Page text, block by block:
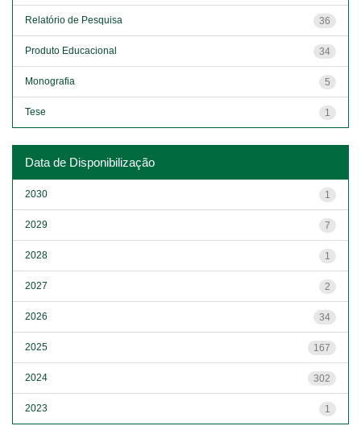
36
Relatório de Pesquisa
34
Produto Educacional
5
Monografia
1
Tese
Data de Disponibilização
1
2030
7
2029
1
2028
2
2027
34
2026
167
2025
302
2024
1
2023